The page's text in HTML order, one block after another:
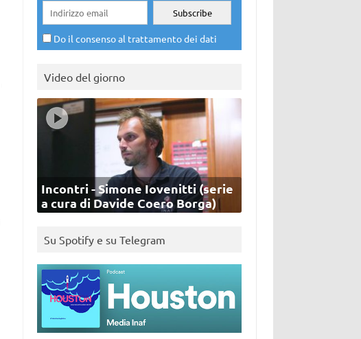
Do il consenso al trattamento dei dati
Video del giorno
Incontri - Simone Iovenitti (serie
a cura di Davide Coero Borga)
Su Spotify e su Telegram